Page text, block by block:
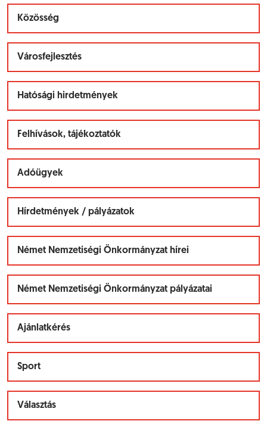
Közösség
Városfejlesztés
Hatósági hirdetmények
Felhívások, tájékoztatók
Adóügyek
Hírdetmények / pályázatok
Német Nemzetiségi Önkormányzat hírei
Német Nemzetiségi Önkormányzat pályázatai
Ajánlatkérés
Sport
Választás